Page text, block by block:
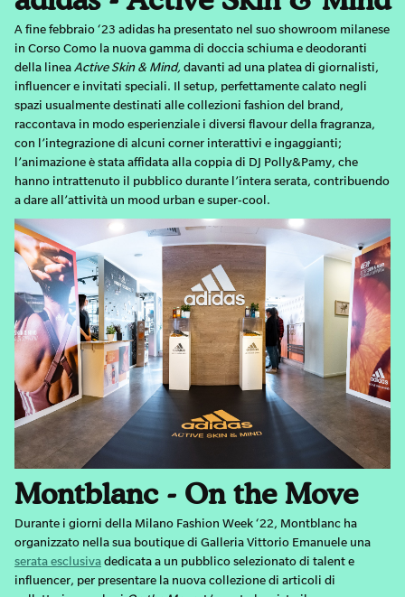
A fine febbraio ‘23 adidas ha presentato nel suo showroom milanese
in Corso Como la nuova gamma di doccia schiuma e deodoranti
della linea Active Skin & Mind, davanti ad una platea di giornalisti,
influencer e invitati speciali. Il setup, perfettamente calato negli
spazi usualmente destinati alle collezioni fashion del brand,
raccontava in modo esperienziale i diversi flavour della fragranza,
con l’integrazione di alcuni corner interattivi e ingaggianti;
l’animazione è stata affidata alla coppia di DJ Polly&Pamy, che
hanno intrattenuto il pubblico durante l’intera serata, contribuendo
a dare all’attività un mood urban e super-cool.
Montblanc - On the Move
Durante i giorni della Milano Fashion Week ‘22, Montblanc ha
organizzato nella sua boutique di Galleria Vittorio Emanuele una
serata esclusiva dedicata a un pubblico selezionato di talent e
influencer, per presentare la nuova collezione di articoli di